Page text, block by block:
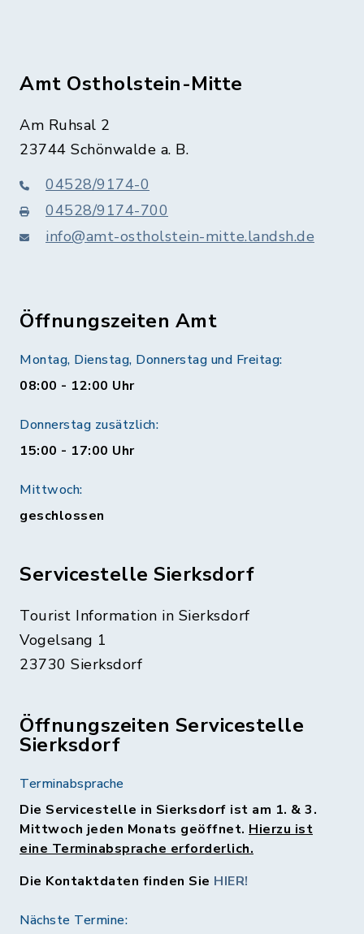
Amt Ostholstein-Mitte
Am Ruhsal 2
23744 Schönwalde a. B.
04528/9174-0
04528/9174-700
info@amt-ostholstein-mitte.landsh.de
Öffnungszeiten Amt
Montag, Dienstag, Donnerstag und Freitag:
08:00 - 12:00 Uhr
Donnerstag zusätzlich:
15:00 - 17:00 Uhr
Mittwoch:
geschlossen
Servicestelle Sierksdorf
Tourist Information in Sierksdorf
Vogelsang 1
23730 Sierksdorf
Öffnungszeiten Servicestelle
Sierksdorf
Terminabsprache
Die Servicestelle in Sierksdorf ist am 1. & 3.
Mittwoch jeden Monats geöffnet. Hierzu ist
eine Terminabsprache erforderlich.
Die Kontaktdaten finden Sie HIER!
Nächste Termine: